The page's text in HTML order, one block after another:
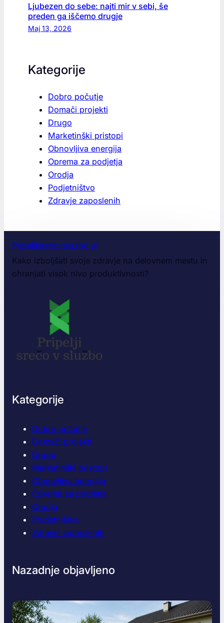
Ljubezen do sebe: najti mir v sebi, še
preden ga iščemo drugje
Maj 13, 2026
Kategorije
Dobro počutje
Domači projekti
Drugo
Marketinški pristopi
Obnovljiva energija
Oprema za podjetja
Orodja
Podjetništvo
Zdravje zaposlenih
Pripeljisrecovsluzbo.si
Kako izboljšati svoje zdravje na delovnem mestu in
ohranjati visok nivo produktivnosti?
Kategorije
Dobro počutje
Domači projekti
Drugo
Marketinški pristopi
Obnovljiva energija
Oprema za podjetja
Orodja
Podjetništvo
Zdravje zaposlenih
Nazadnje objavljeno